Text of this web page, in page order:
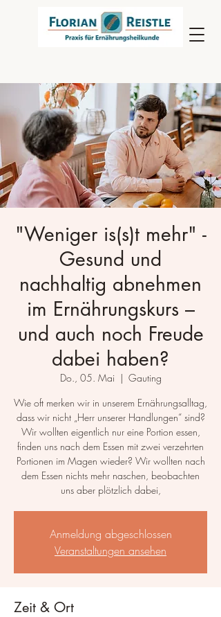
"Weniger is(s)t mehr" -
Gesund und
nachhaltig abnehmen
im Ernährungskurs –
und auch noch Freude
dabei haben?
Do., 05. Mai
  |
Gauting
Wie oft merken wir in unserem Ernährungsalltag,
dass wir nicht „Herr unserer Handlungen“ sind?
Wir wollten eigentlich nur eine Portion essen,
finden uns nach dem Essen mit zwei verzehrten
Portionen im Magen wieder? Wir wollten nach
dem Essen nichts mehr naschen, beobachten
uns aber plötzlich dabei,
Anmeldung abgeschlossen
Veranstaltungen ansehen
Zeit & Ort